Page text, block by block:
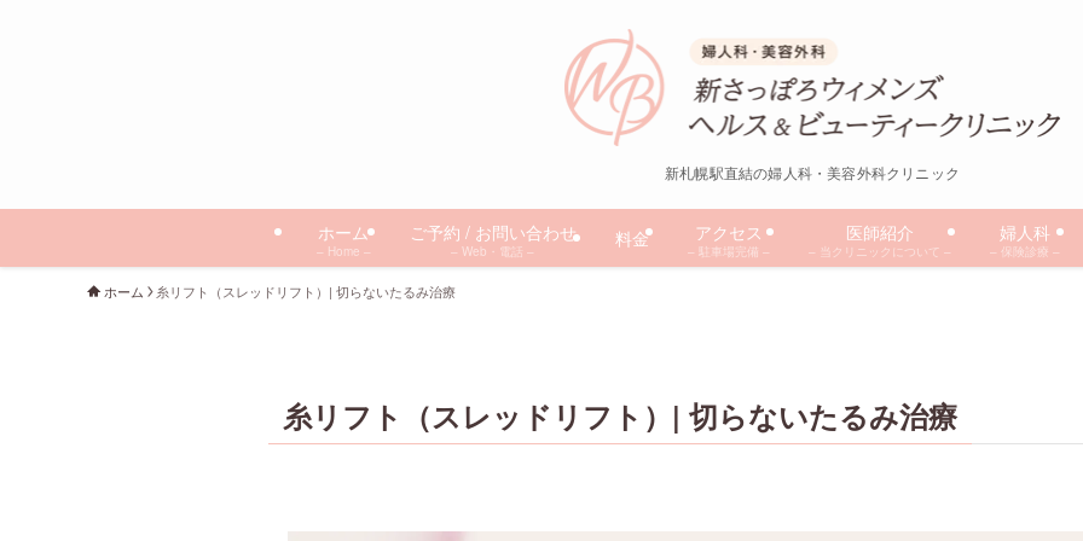
新札幌駅直結の婦人科・美容外科クリニック
ホーム
– Home –
ご予約 / お問い合わせ
– Web・電話 –
料金 アクセス
– 駐車場完備 –
医師紹介
– 当クリニックについて –
婦人科
– 保険診療 –
ホーム 糸リフト（スレッドリフト）| 切らないたるみ治療
糸リフト（スレッドリフト）| 切らないたるみ治療